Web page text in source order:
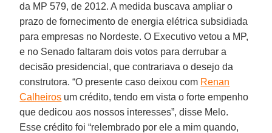
da MP 579, de 2012. A medida buscava ampliar o
prazo de fornecimento de energia elétrica subsidiada
para empresas no Nordeste. O Executivo vetou a MP,
e no Senado faltaram dois votos para derrubar a
decisão presidencial, que contrariava o desejo da
construtora. “O presente caso deixou com Renan
Calheiros um crédito, tendo em vista o forte empenho
que dedicou aos nossos interesses”, disse Melo.
Esse crédito foi “relembrado por ele a mim quando,